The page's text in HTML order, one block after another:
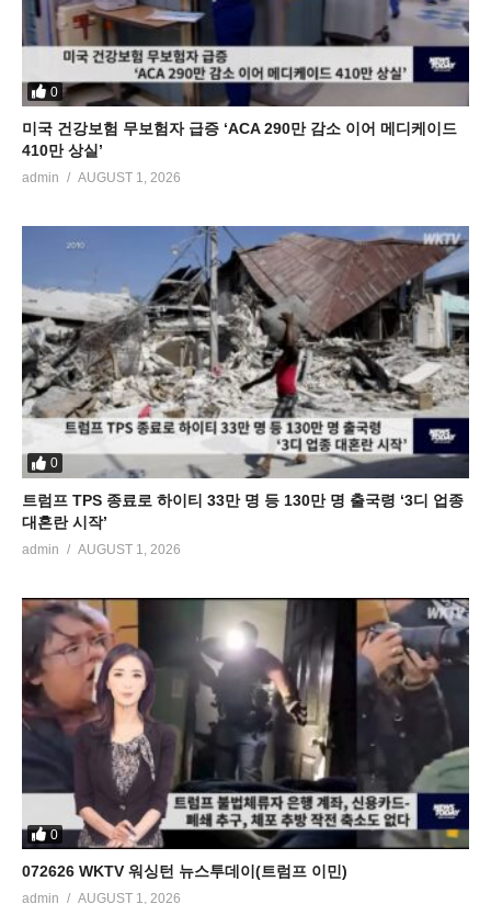
0
미국 건강보험 무보험자 급증 ‘ACA 290만 감소 이어 메디케이드
410만 상실’
admin AUGUST 1, 2026
0
트럼프 TPS 종료로 하이티 33만 명 등 130만 명 출국령 ‘3디 업종
대혼란 시작’
admin AUGUST 1, 2026
0
072626 WKTV 워싱턴 뉴스투데이(트럼프 이민)
admin AUGUST 1, 2026